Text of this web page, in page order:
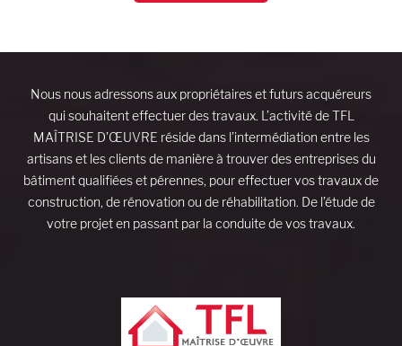
Nous nous adressons aux propriétaires et futurs acquéreurs
qui souhaitent effectuer des travaux. L’activité de TFL
MAÎTRISE D’ŒUVRE réside dans l’intermédiation entre les
artisans et les clients de manière à trouver des entreprises du
bâtiment qualifiées et pérennes, pour effectuer vos travaux de
construction, de rénovation ou de réhabilitation. De l’étude de
votre projet en passant par la conduite de vos travaux.